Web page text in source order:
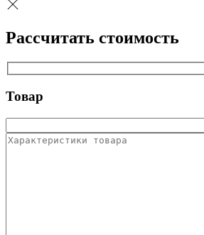
Рассчитать стоимость
Товар